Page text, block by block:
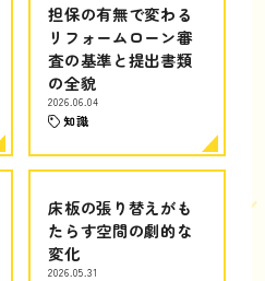
担保の有無で変わる
リフォームローン審
査の基準と提出書類
の全貌
2026.06.04
知識
床板の張り替えがも
たらす空間の劇的な
変化
2026.05.31